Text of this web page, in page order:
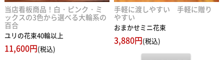
当店看板商品！白・ピンク・ミ
ックスの3色から選べる大輪系の
百合
ユリの花束40輪以上
11,600円(税込)
手軽に渡しやすい 手軽に贈り
やすい
おまかせミニ花束
3,880円(税込)